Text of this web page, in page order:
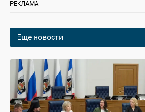
РЕКЛАМА
Еще новости